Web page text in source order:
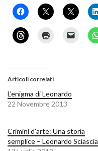
Articoli correlati
L’enigma di Leonardo
22 Novembre 2013
Crimini d’arte: Una storia
semplice – Leonardo Sciascia